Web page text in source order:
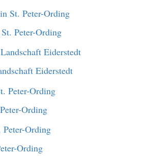
Peter-Ording
Eiderstedt
Ording
Ording